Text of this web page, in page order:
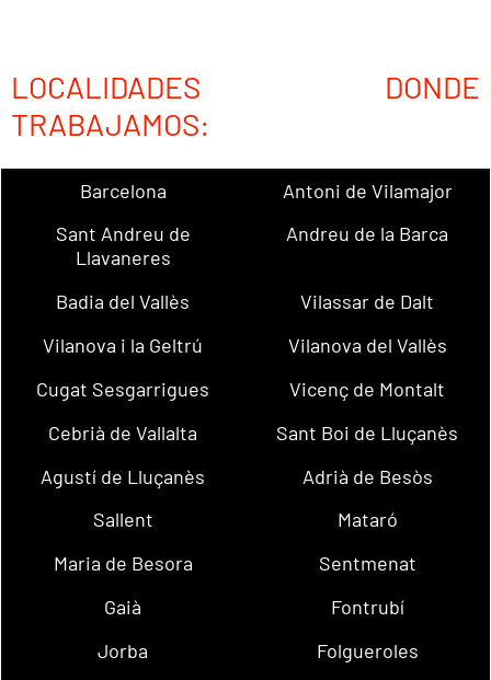
LOCALIDADES DONDE
TRABAJAMOS:
Barcelona
Antoni de Vilamajor
Sant Andreu de
Llavaneres
Andreu de la Barca
Badia del Vallès
Vilassar de Dalt
Vilanova i la Geltrú
Vilanova del Vallès
Cugat Sesgarrigues
Vicenç de Montalt
Cebrià de Vallalta
Sant Boi de Lluçanès
Agustí de Lluçanès
Adrià de Besòs
Sallent
Mataró
Maria de Besora
Sentmenat
Gaià
Fontrubí
Jorba
Folgueroles